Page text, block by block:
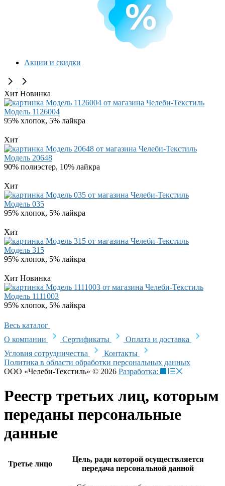
Акции и скидки
Хит Новинка
Модель 1126004
95% хлопок, 5% лайкра
Хит
Модель 20648
90% полиэстер, 10% лайкра
Хит
Модель 035
95% хлопок, 5% лайкра
Хит
Модель 315
95% хлопок, 5% лайкра
Хит Новинка
Модель 1111003
95% хлопок, 5% лайкра
Весь каталог
О компании
Сертификаты
Оплата и доставка
Условия сотрудничества
Контакты
Политика в области обработки персональных данных
ООО «Челеби-Текстиль» © 2026 Разработка:
Реестр третьих лиц, которым
переданы персональные
данные
Третье лицо
Цель, ради которой осуществляется
передача персональной данной